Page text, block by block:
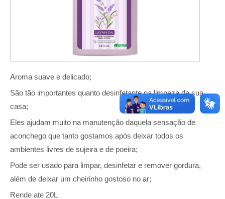
Aroma suave e delicado;
São tão importantes quanto desinfetante na limpeza da sua
casa;
Eles ajudam muito na manutenção daquela sensação de
aconchego que tanto gostamos após deixar todos os
ambientes livres de sujeira e de poeira;
Pode ser usado para limpar, desinfetar e remover gordura,
além de deixar um cheirinho gostoso no ar;
Rende ate 20L